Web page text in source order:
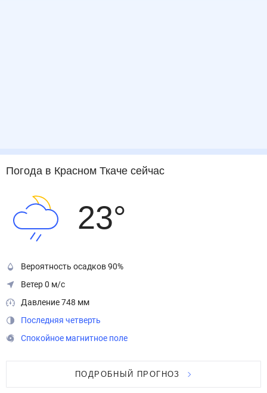
Погода в Красном Ткаче сейчас
23°
Вероятность осадков 90%
Ветер 0 м/с
Давление 748 мм
Последняя четверть
Спокойное магнитное поле
ПОДРОБНЫЙ ПРОГНОЗ